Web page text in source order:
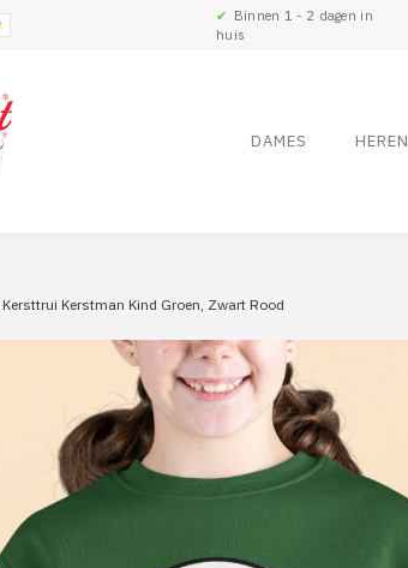
✔
Binnen 1 - 2 dagen in
huis
DAMES HEREN
Kerstman Kind Groen, Zwart Rood